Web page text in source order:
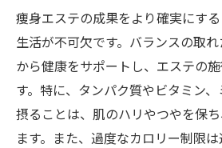
痩身エステの成果をより確実にす
生活が不可欠です。バランスの取
から健康をサポートし、エステの
す。特に、タンパク質やビタミン
摂ることは、肌のハリやつやを保
ます。また、過度なカロリー制限